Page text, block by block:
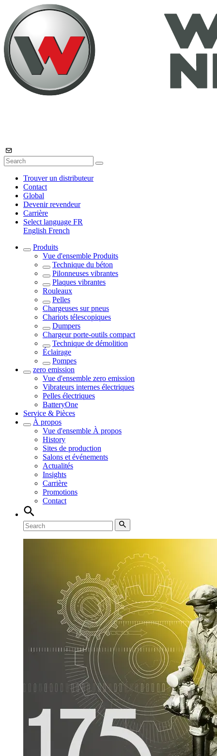
Trouver un distributeur
Contact
Global
Devenir revendeur
Carrière
Select language FR
English French
Produits
Vue d'ensemble Produits
Technique du béton
Pilonneuses vibrantes
Plaques vibrantes
Rouleaux
Pelles
Chargeuses sur pneus
Chariots télescopiques
Dumpers
Chargeur porte-outils compact
Technique de démolition
Éclairage
Pompes
zero emission
Vue d'ensemble zero emission
Vibrateurs internes électriques
Pelles électriques
BatteryOne
Service & Pièces
À propos
Vue d'ensemble À propos
History
Sites de production
Salons et événements
Actualités
Insights
Carrière
Promotions
Contact